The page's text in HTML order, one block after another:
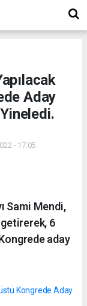
Aday
- 17:05
Sami Mendi,
getirerek, 6
aday